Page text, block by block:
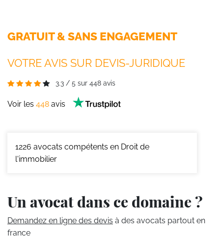
GRATUIT & SANS ENGAGEMENT
VOTRE AVIS SUR DEVIS-JURIDIQUE
3.3 / 5 sur 448 avis
Voir les 448 avis
1226 avocats compétents en Droit de
l'immobilier
Un avocat dans ce domaine ?
Demandez en ligne des devis à des avocats partout en
france